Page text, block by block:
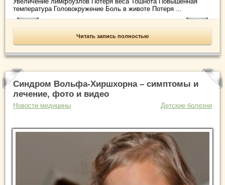
температура Головокружение Боль в животе Потеря ...
Читать запись полностью
Синдром Вольфа-Хиршхорна – симптомы и
лечение, фото и видео
Новости медицины Детские болезни